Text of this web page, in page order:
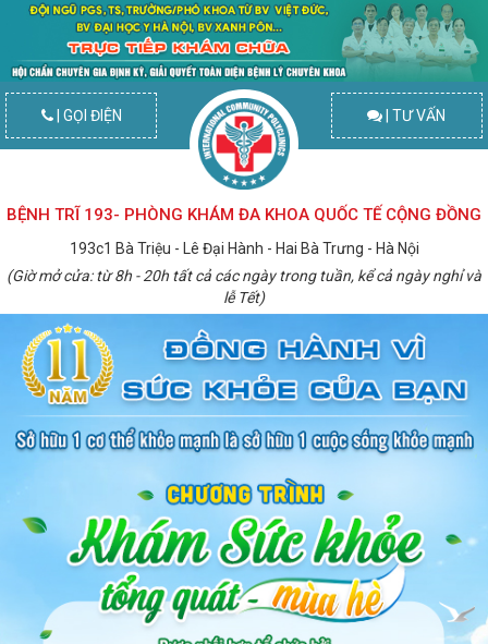
| GỌI ĐIỆN | TƯ VẤN
BỆNH TRĨ 193- PHÒNG KHÁM ĐA KHOA QUỐC TẾ CỘNG ĐỒNG
193c1 Bà Triệu - Lê Đại Hành - Hai Bà Trưng - Hà Nội
(Giờ mở cửa: từ 8h - 20h tất cả các ngày trong tuần, kể cả ngày nghỉ và
lễ Tết)